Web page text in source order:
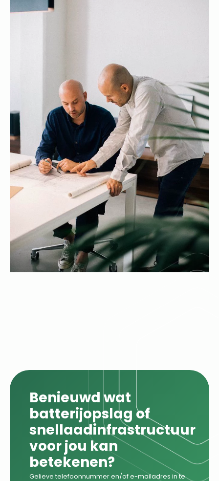
Benieuwd wat
batterijopslag of
snellaadinfrastructuur
voor jou kan
betekenen?
Gelieve telefoonnummer en/of e-mailadres in te